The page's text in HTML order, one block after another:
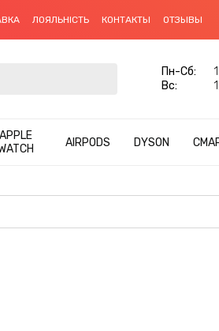
ЛОЯЛЬНІСТЬ КОНТАКТЫ ОТЗЫВЫ
Пн-Сб:
Вс:
APPLE
AIRPODS DYSON